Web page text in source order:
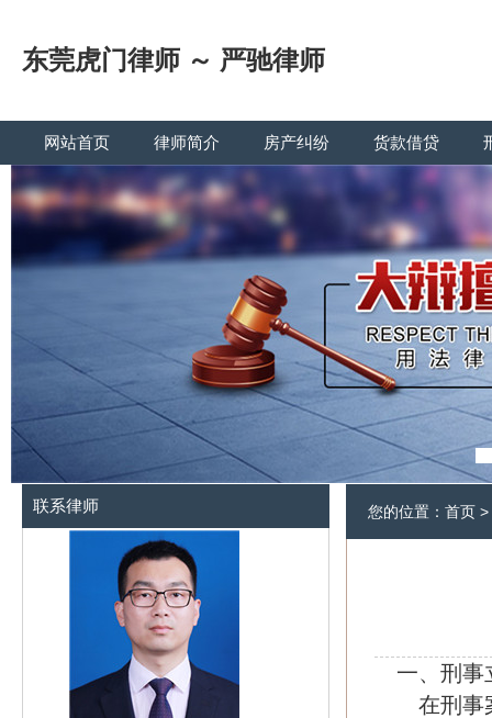
东莞虎门律师 ～ 严驰律师
网站首页 律师简介 房产纠纷 货款借贷
联系律师 您的位置： 首页 >
一、刑事
在刑事案